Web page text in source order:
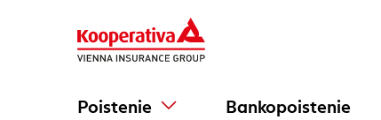
Poistenie Bankopoistenie